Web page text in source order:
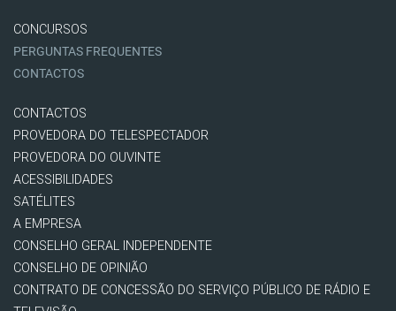
CONCURSOS
PERGUNTAS FREQUENTES
CONTACTOS
CONTACTOS
PROVEDORA DO TELESPECTADOR
PROVEDORA DO OUVINTE
ACESSIBILIDADES
SATÉLITES
A EMPRESA
CONSELHO GERAL INDEPENDENTE
CONSELHO DE OPINIÃO
CONTRATO DE CONCESSÃO DO SERVIÇO PÚBLICO DE RÁDIO E